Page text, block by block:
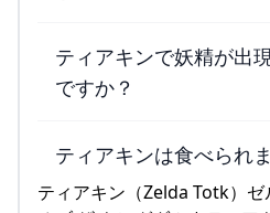
ティアキンで妖精が出
ですか？
ティアキンは食べられ
ティアキン（Zelda Totk）